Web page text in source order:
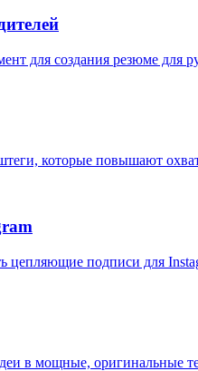
для создания резюме для
которые повышают
цепляющие подписи для
в мощные, оригинальные